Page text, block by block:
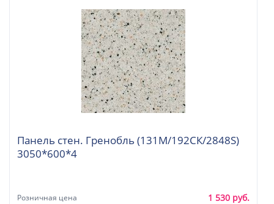
Панель стен. Гренобль (131М/192СК/2848S)
3050*600*4
Розничная цена 1 530 руб.